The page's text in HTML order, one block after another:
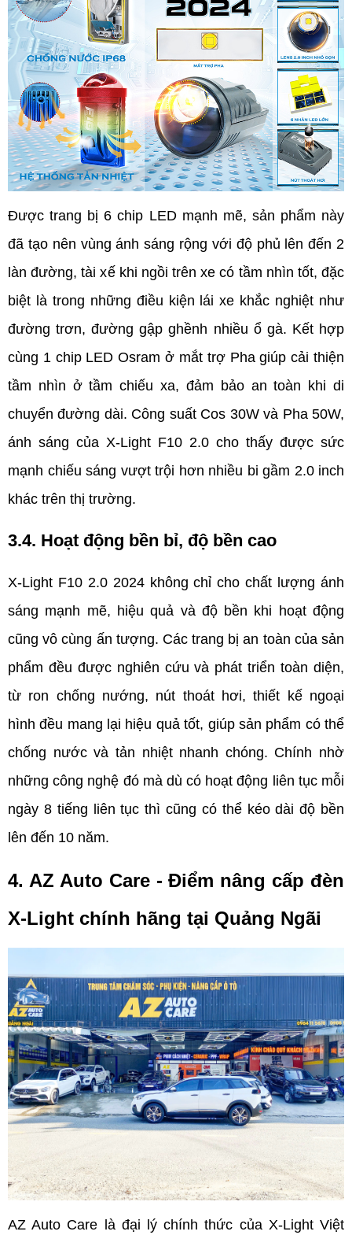
Được trang bị 6 chip LED mạnh mẽ, sản phẩm này
đã tạo nên vùng ánh sáng rộng với độ phủ lên đến 2
làn đường, tài xế khi ngồi trên xe có tầm nhìn tốt, đặc
biệt là trong những điều kiện lái xe khắc nghiệt như
đường trơn, đường gập ghềnh nhiều ổ gà. Kết hợp
cùng 1 chip LED Osram ở mắt trợ Pha giúp cải thiện
tầm nhìn ở tầm chiếu xa, đảm bảo an toàn khi di
chuyển đường dài. Công suất Cos 30W và Pha 50W,
ánh sáng của X-Light F10 2.0 cho thấy được sức
mạnh chiếu sáng vượt trội hơn nhiều bi gầm 2.0 inch
khác trên thị trường.
3.4. Hoạt động bền bỉ, độ bền cao
X-Light F10 2.0 2024 không chỉ cho chất lượng ánh
sáng mạnh mẽ, hiệu quả và độ bền khi hoạt động
cũng vô cùng ấn tượng. Các trang bị an toàn của sản
phẩm đều được nghiên cứu và phát triển toàn diện,
từ ron chống nướng, nút thoát hơi, thiết kế ngoại
hình đều mang lại hiệu quả tốt, giúp sản phẩm có thể
chống nước và tản nhiệt nhanh chóng. Chính nhờ
những công nghệ đó mà dù có hoạt động liên tục mỗi
ngày 8 tiếng liên tục thì cũng có thể kéo dài độ bền
lên đến 10 năm.
4. AZ Auto Care - Điểm nâng cấp đèn
X-Light chính hãng tại Quảng Ngãi
AZ Auto Care là đại lý chính thức của X-Light Việt